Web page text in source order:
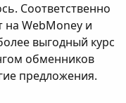
Соответственно
на WebMoney и
выгодный курс
обменников
предложения.